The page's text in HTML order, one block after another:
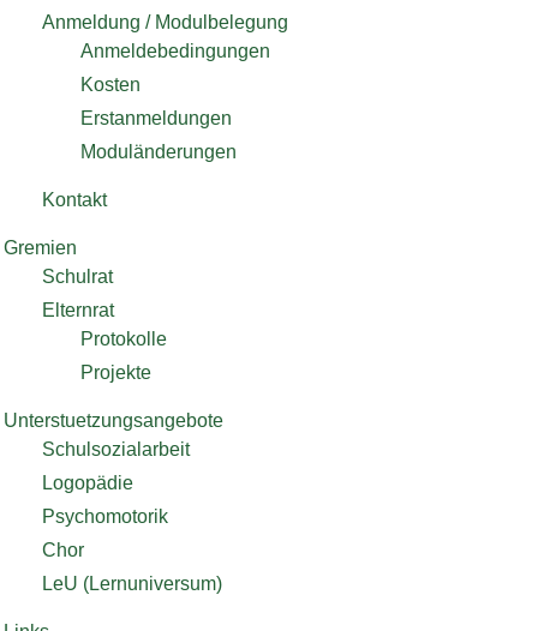
Anmeldung / Modulbelegung
Anmeldebedingungen
Kosten
Erstanmeldungen
Moduländerungen
Kontakt
Gremien
Schulrat
Elternrat
Protokolle
Projekte
Unterstuetzungsangebote
Schulsozialarbeit
Logopädie
Psychomotorik
Chor
LeU (Lernuniversum)